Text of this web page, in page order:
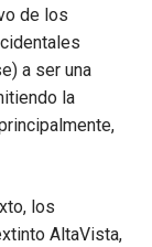
de los
a ser una
la
los
AltaVista,